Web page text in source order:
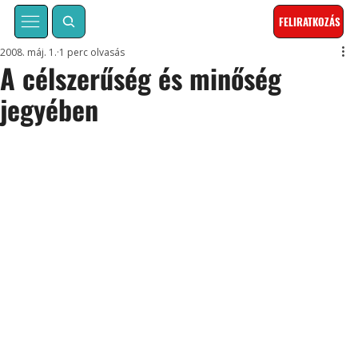
FELIRATKOZÁS
A célszerűség és minőség
jegyében
2008. máj. 1. 1 perc olvasás